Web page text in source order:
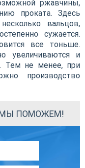
ржавчины,
проката. Здесь
вальцов,
сужается.
все тоньше.
увеличиваются и
Тем не менее, при
производство
МЫ ПОМОЖЕМ!